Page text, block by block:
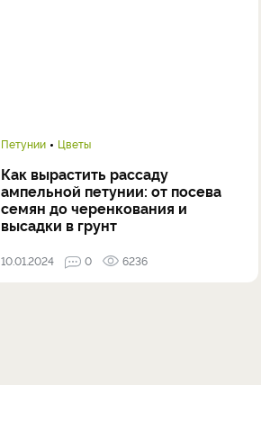
Петунии Цветы
Как вырастить рассаду
ампельной петунии: от посева
семян до черенкования и
высадки в грунт
10.01.2024 0 6236